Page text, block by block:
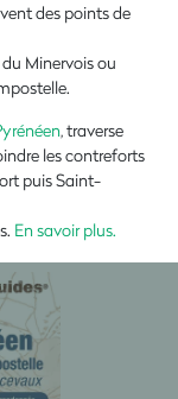
des points de
Minervois ou
, traverse
les contreforts
puis Saint-
En savoir plus.